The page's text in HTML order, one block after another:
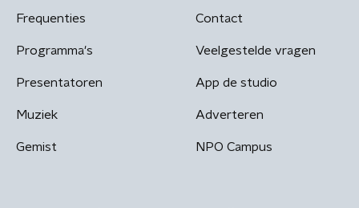
Frequenties
Programma's
Presentatoren
Muziek
Gemist
Contact
Veelgestelde vragen
App de studio
Adverteren
NPO Campus